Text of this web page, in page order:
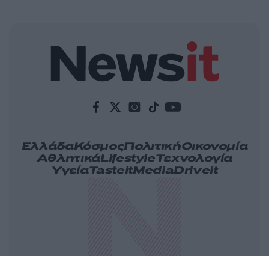
ΕλλάδαΚόσμοςΠολιτικήΟικονομία
ΑθλητικάLifestyleΤεχνολογία
ΥγείαTasteitMediaDriveit